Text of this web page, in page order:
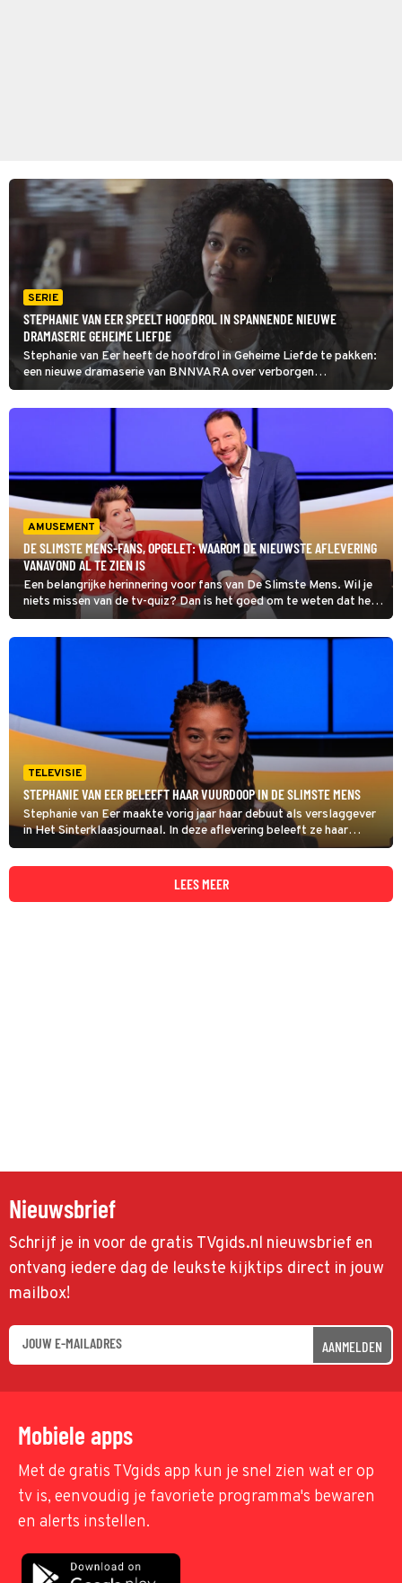
SERIE
STEPHANIE VAN EER SPEELT HOOFDROL IN SPANNENDE NIEUWE
DRAMASERIE GEHEIME LIEFDE
Stephanie van Eer heeft de hoofdrol in Geheime Liefde te pakken:
een nieuwe dramaserie van BNNVARA over verborgen
liefdesverhalen. Of jij die ook gaat verslinden? De eerste beelden
beloven in elk geval al veel goeds.
AMUSEMENT
DE SLIMSTE MENS-FANS, OPGELET: WAAROM DE NIEUWSTE AFLEVERING
VANAVOND AL TE ZIEN IS
Een belangrijke herinnering voor fans van De Slimste Mens. Wil je
niets missen van de tv-quiz? Dan is het goed om te weten dat het
uitzendschema er deze week iets anders uitziet.
TELEVISIE
STEPHANIE VAN EER BELEEFT HAAR VUURDOOP IN DE SLIMSTE MENS
Stephanie van Eer maakte vorig jaar haar debuut als verslaggever
in Het Sinterklaasjournaal. In deze aflevering beleeft ze haar
vuurdoop in De Slimste Mens, de quiz die vanwege de
gemeenteraadsverkiezingen van woensdag eenmalig op zondag te
LEES MEER
Nieuwsbrief
Schrijf je in voor de gratis TVgids.nl nieuwsbrief en
ontvang iedere dag de leukste kijktips direct in jouw
mailbox!
AANMELDEN
Mobiele apps
Met de gratis TVgids app kun je snel zien wat er op
tv is, eenvoudig je favoriete programma's bewaren
en alerts instellen.